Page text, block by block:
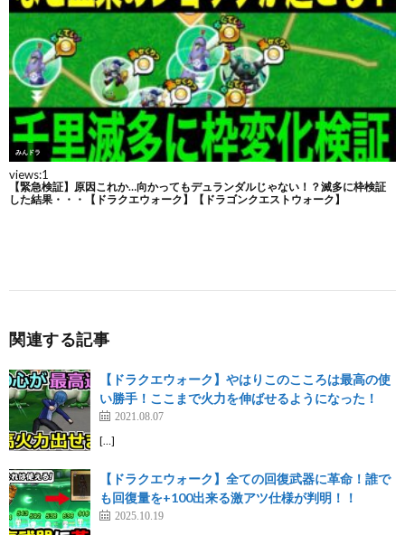
関連する記事
【ドラクエウォーク】やはりこのこころは最高の使
い勝手！ここまで火力を伸ばせるようになった！
2021.08.07
[…]
【ドラクエウォーク】全ての回復武器に革命！誰で
も回復量を+100出来る激アツ仕様が判明！！
2025.10.19